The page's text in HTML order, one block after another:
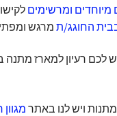
מיוחדים ומרשימים
החוגג/תמרגש
רעיון למארז מתנה
ויש לנו באתר